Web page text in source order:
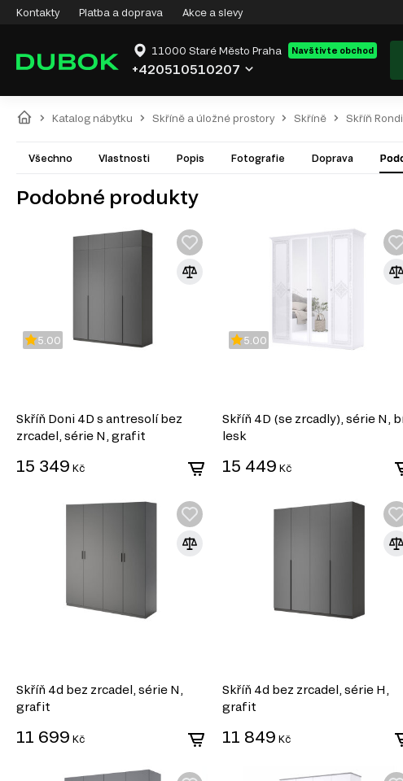
Kontakty Platba a doprava Akce a slevy
11000 Staré Město Praha Navštivte obchod
+420510510207
Katalog nábytku Skříně a úložné prostory Skříně Skříň
Všechno Vlastnosti Popis Fotografie Doprava
Podobné produkty
5.00
Skříň Doni 4D s antresolí bez
zrcadel, série N, grafit
15 349 Kč
5.00
Skříň 4D (se zrcadly), série N,
lesk
15 449 Kč
Skříň 4d bez zrcadel, série N,
grafit
11 699 Kč
Skříň 4d bez zrcadel, série H,
grafit
11 849 Kč